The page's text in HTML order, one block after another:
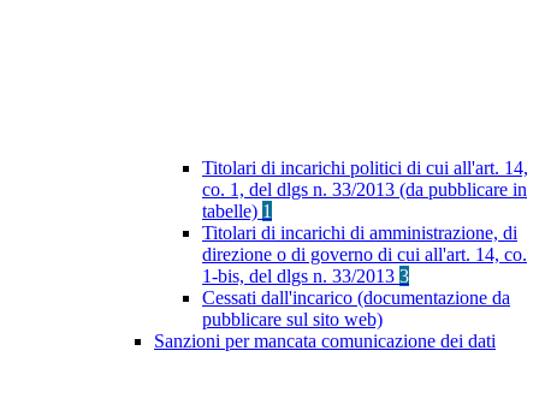
Titolari di incarichi politici di cui all'art. 14,
co. 1, del dlgs n. 33/2013 (da pubblicare in
tabelle) 1
Titolari di incarichi di amministrazione, di
direzione o di governo di cui all'art. 14, co.
1-bis, del dlgs n. 33/2013 3
Cessati dall'incarico (documentazione da
pubblicare sul sito web)
Sanzioni per mancata comunicazione dei dati